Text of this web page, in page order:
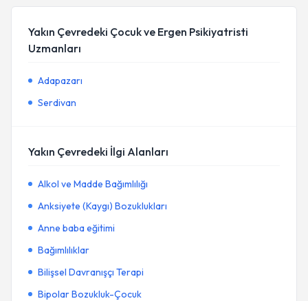
Yakın Çevredeki Çocuk ve Ergen Psikiyatristi
Uzmanları
Adapazarı
Serdivan
Yakın Çevredeki İlgi Alanları
Alkol ve Madde Bağımlılığı
Anksiyete (Kaygı) Bozuklukları
Anne baba eğitimi
Bağımlılıklar
Bilişsel Davranışçı Terapi
Bipolar Bozukluk-Çocuk